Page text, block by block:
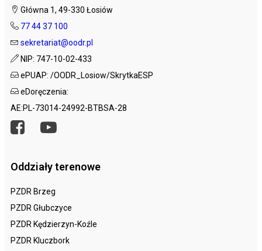
Główna 1, 49-330 Łosiów
77 44 37 100
sekretariat@oodr.pl
NIP: 747-10-02-433
ePUAP: /OODR_Losiow/SkrytkaESP
eDoręczenia:
AE:PL-73014-24992-BTBSA-28
Oddziały terenowe
PZDR Brzeg
PZDR Głubczyce
PZDR Kędzierzyn-Koźle
PZDR Kluczbork